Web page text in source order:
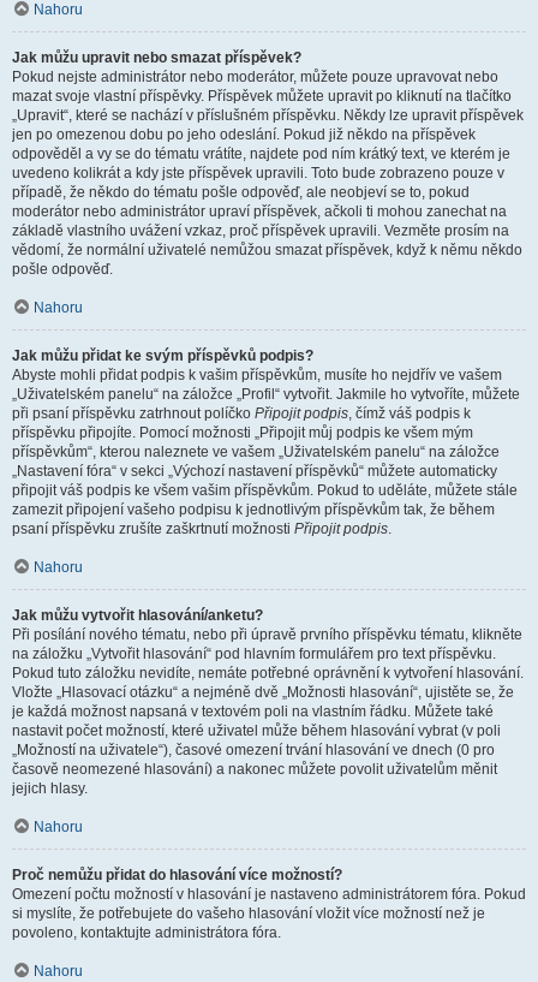
Nahoru
Jak můžu upravit nebo smazat příspěvek?
Pokud nejste administrátor nebo moderátor, můžete pouze upravovat nebo
mazat svoje vlastní příspěvky. Příspěvek můžete upravit po kliknutí na tlačítko
„Upravit“, které se nachází v příslušném příspěvku. Někdy lze upravit příspěvek
jen po omezenou dobu po jeho odeslání. Pokud již někdo na příspěvek
odpověděl a vy se do tématu vrátíte, najdete pod ním krátký text, ve kterém je
uvedeno kolikrát a kdy jste příspěvek upravili. Toto bude zobrazeno pouze v
případě, že někdo do tématu pošle odpověď, ale neobjeví se to, pokud
moderátor nebo administrátor upraví příspěvek, ačkoli ti mohou zanechat na
základě vlastního uvážení vzkaz, proč příspěvek upravili. Vezměte prosím na
vědomí, že normální uživatelé nemůžou smazat příspěvek, když k němu někdo
pošle odpověď.
Nahoru
Jak můžu přidat ke svým příspěvků podpis?
Abyste mohli přidat podpis k vašim příspěvkům, musíte ho nejdřív ve vašem
„Uživatelském panelu“ na záložce „Profil“ vytvořit. Jakmile ho vytvoříte, můžete
při psaní příspěvku zatrhnout políčko Připojit podpis, čímž váš podpis k
příspěvku připojíte. Pomocí možnosti „Připojit můj podpis ke všem mým
příspěvkům“, kterou naleznete ve vašem „Uživatelském panelu“ na záložce
„Nastavení fóra“ v sekci „Výchozí nastavení příspěvků“ můžete automaticky
připojit váš podpis ke všem vašim příspěvkům. Pokud to uděláte, můžete stále
zamezit připojení vašeho podpisu k jednotlivým příspěvkům tak, že během
psaní příspěvku zrušíte zaškrtnutí možnosti Připojit podpis.
Nahoru
Jak můžu vytvořit hlasování/anketu?
Při posílání nového tématu, nebo při úpravě prvního příspěvku tématu, klikněte
na záložku „Vytvořit hlasování“ pod hlavním formulářem pro text příspěvku.
Pokud tuto záložku nevidíte, nemáte potřebné oprávnění k vytvoření hlasování.
Vložte „Hlasovací otázku“ a nejméně dvě „Možnosti hlasování“, ujistěte se, že
je každá možnost napsaná v textovém poli na vlastním řádku. Můžete také
nastavit počet možností, které uživatel může během hlasování vybrat (v poli
„Možností na uživatele“), časové omezení trvání hlasování ve dnech (0 pro
časově neomezené hlasování) a nakonec můžete povolit uživatelům měnit
jejich hlasy.
Nahoru
Proč nemůžu přidat do hlasování více možností?
Omezení počtu možností v hlasování je nastaveno administrátorem fóra. Pokud
si myslíte, že potřebujete do vašeho hlasování vložit více možností než je
povoleno, kontaktujte administrátora fóra.
Nahoru